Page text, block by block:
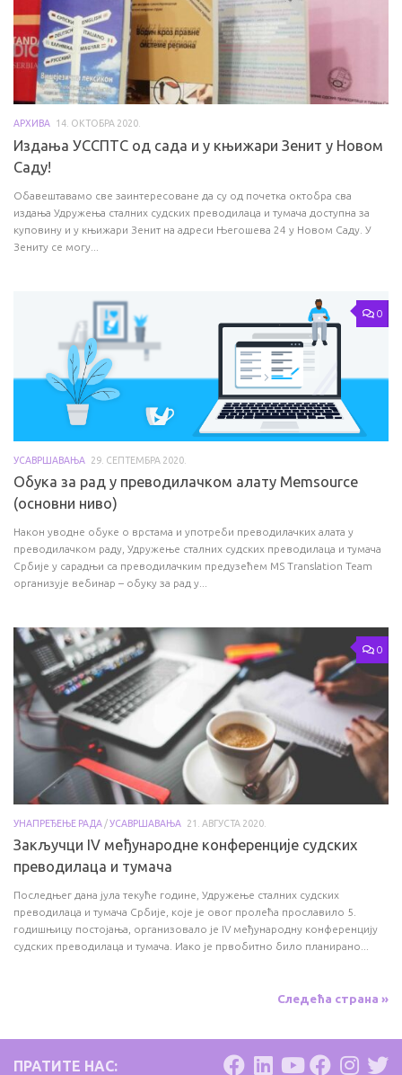
АРХИВА 14. ОКТОБРА 2020.
Издања УССПТС од сада и у књижари Зенит у Новом
Саду!
Обавештавамо све заинтересоване да су од почетка октобра сва
издања Удружења сталних судских преводилаца и тумача доступна за
куповину и у књижари Зенит на адреси Његошева 24 у Новом Саду. У
Зениту се могу...
0
УСАВРШАВАЊА 29. СЕПТЕМБРА 2020.
Обука за рад у преводилачком алату Memsource
(основни ниво)
Након уводне обуке о врстама и употреби преводилачких алата у
преводилачком раду, Удружење сталних судских преводилаца и тумача
Србије у сарадњи са преводилачким предузећем MS Translation Team
организује вебинар – обуку за рад у...
0
УНАПРЕЂЕЊЕ РАДА /УСАВРШАВАЊА 21. АВГУСТА 2020.
Закључци IV међународне конференције судских
преводилаца и тумача
Последњег дана јула текуће године, Удружење сталних судских
преводилаца и тумача Србије, које је овог пролећа прославило 5.
годишњицу постојања, организовало је IV међународну конференцију
судских преводилаца и тумача. Иако је првобитно било планирано...
Следећа страна »
ПРАТИТЕ НАС: